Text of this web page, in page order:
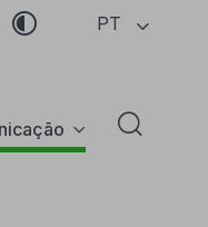
PT
Abrir